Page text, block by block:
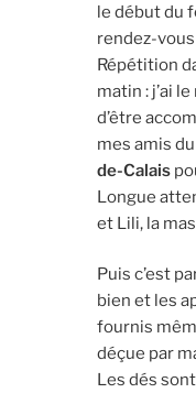
le début du
rendez-
Répétition
matin : j’ai
d’être
mes amis du
de-Calais
Longue
et Lili, la
Puis c’est
bien et les
fournis
déçue par
Les dés